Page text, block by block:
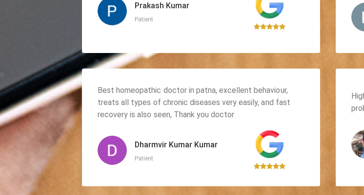
Prakash Kumar
Patient
Best homeopathic doctor in patna, excellent behaviour,
treats all types of chronic diseases very easily, and fast
recovery is also seen, Thank you doctor
Dharmvir Kumar Kumar
Patient